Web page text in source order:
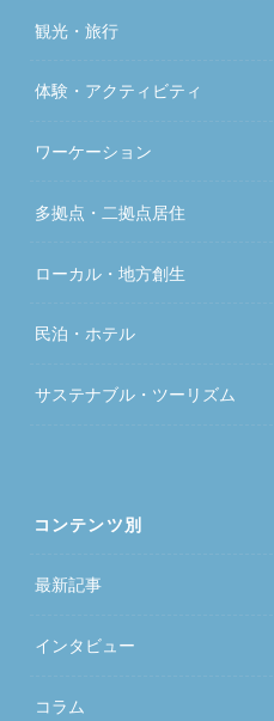
観光・旅行
体験・アクティビティ
ワーケーション
多拠点・二拠点居住
ローカル・地方創生
民泊・ホテル
サステナブル・ツーリズム
コンテンツ別
最新記事
インタビュー
コラム